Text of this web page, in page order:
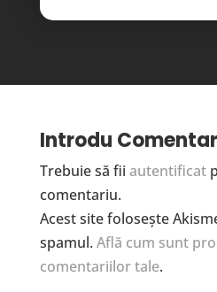
Introdu
Trebuie să fii autentificat
comentariu.
Acest site folosește
spamul. Află cum sunt
comentariilor tale.